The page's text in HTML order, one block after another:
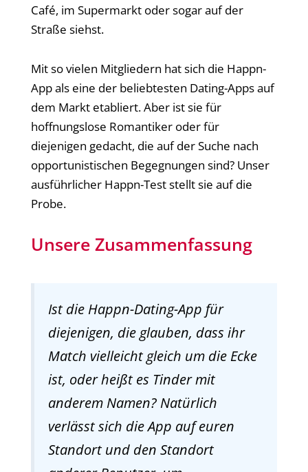
Café, im Supermarkt oder sogar auf der
Straße siehst.
Mit so vielen Mitgliedern hat sich die Happn-
App als eine der beliebtesten Dating-Apps auf
dem Markt etabliert. Aber ist sie für
hoffnungslose Romantiker oder für
diejenigen gedacht, die auf der Suche nach
opportunistischen Begegnungen sind? Unser
ausführlicher Happn-Test stellt sie auf die
Probe.
Unsere Zusammenfassung
Ist die Happn-Dating-App für
diejenigen, die glauben, dass ihr
Match vielleicht gleich um die Ecke
ist, oder heißt es Tinder mit
anderem Namen? Natürlich
verlässt sich die App auf euren
Standort und den Standort